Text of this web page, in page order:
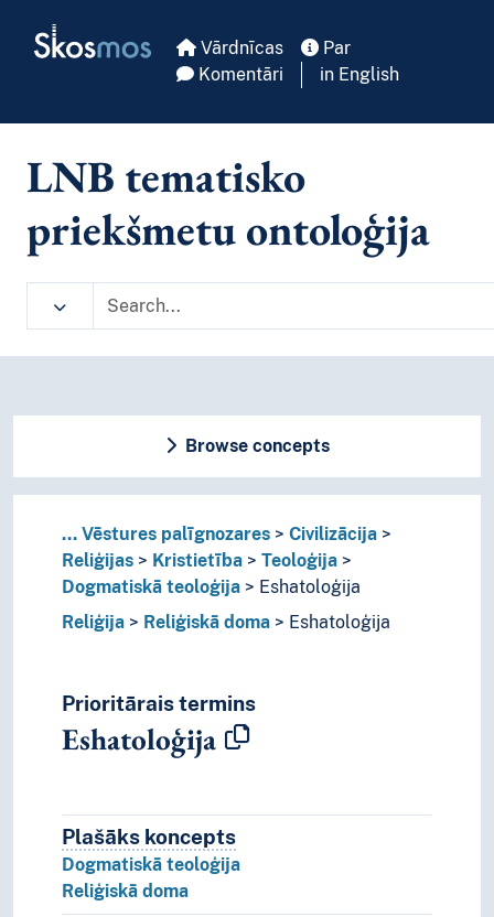
Skosmos Vārdnīcas
Par
Komentāri
in English
LNB tematisko
priekšmetu ontoloģija
Browse concepts
... Vēstures palīgnozares
Civilizācija
Reliģijas
Kristietība
Teoloģija
Dogmatiskā teoloģija
Eshatoloģija
Reliģija
Reliģiskā doma Eshatoloģija
Prioritārais termins
Eshatoloģija
Plašāks konceptsPlašāks koncepts
Dogmatiskā teoloģija
Reliģiskā doma